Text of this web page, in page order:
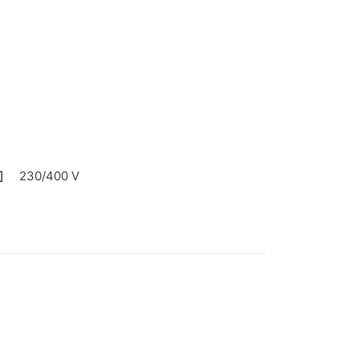
230/400 V